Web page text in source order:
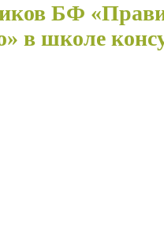
БФ
в школе